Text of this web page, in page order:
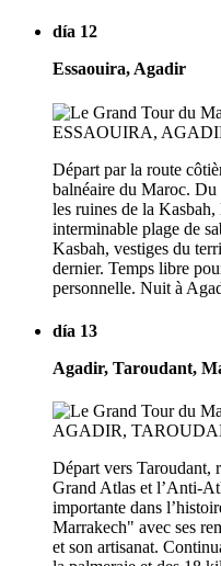
día 12
Essaouira, Agadir
Départ par la route
balnéaire du Maroc. Du
les ruines de la
interminable plage de
Kasbah, vestiges du
dernier. Temps libre
personnelle. Nuit à
día 13
Agadir, Taroudant,
Départ vers Taroudant,
Grand Atlas et l’Anti-
importante dans
Marrakech" avec ses
et son artisanat.